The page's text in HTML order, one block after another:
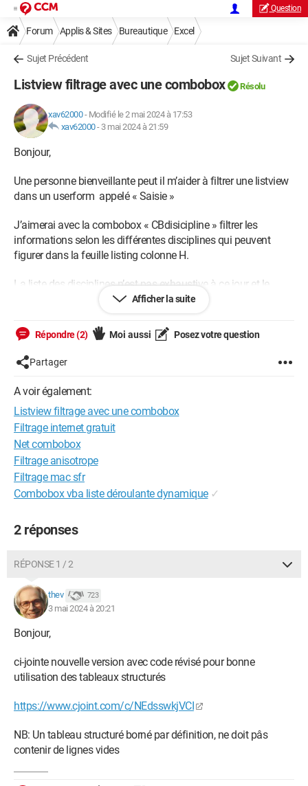
Question
Forum Applis & Sites Bureautique Excel
Sujet Précédent Sujet Suivant
Listview filtrage avec une combobox Résolu
xav62000- Modifié le 2 mai 2024 à 17:53
xav62000- 3 mai 2024 à 21:59
Bonjour,
Une personne bienveillante peut il m’aider à filtrer une listview
dans un userform appelé « Saisie »
J’aimerai avec la combobox « CBdisicipline » filtrer les
informations selon les différentes disciplines qui peuvent
figurer dans la feuille listing colonne H.
La liste des disciplines n’est pas exhaustive à ce jour et le
nombre de ligne aussi.
Cordialrment
https://www.cjoint.com/c/NEcpXR7CbE2
Windows / Edge 124.0.0.0
Afficher la suite
Répondre (2) Moi aussi Posez votre question
Partager
A voir également:
Listview filtrage avec une combobox
Filtrage internet gratuit
Net combobox
Filtrage anisotrope
Filtrage mac sfr
Combobox vba liste déroulante dynamique ✓
2 réponses
RÉPONSE 1 / 2
thev 723
3 mai 2024 à 20:21
Bonjour,
ci-jointe nouvelle version avec code révisé pour bonne
utilisation des tableaux structurés
https://www.cjoint.com/c/NEdsswkjVCI
NB: Un tableau structuré borné par définition, ne doit pâs
contenir de lignes vides